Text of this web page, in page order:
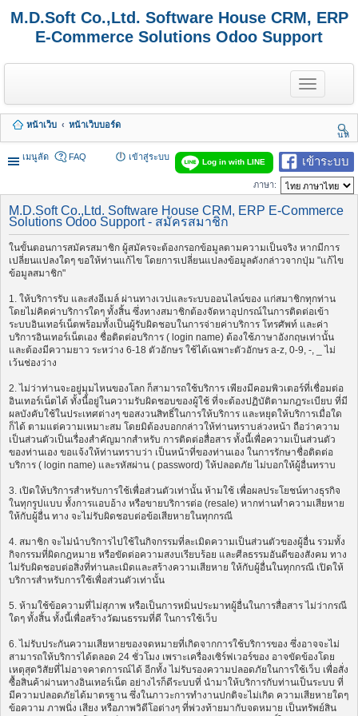
M.D.Soft Co.,Ltd. Software House CRM, ERP
E-Commerce Solutions Odoo Support
T
o
g
e
n
a
v
i
a
o
n
หน้าเว็บ
หน้าเว็บบอร์ด
นห
า
เมนูลัด
เข้าระบบ
Log in with LINE
FAQ เข้าสู่ระบบ
ภาษา:
M.D.Soft Co.,Ltd. Software House CRM, ERP E-Commerce
Solutions Odoo Support - สมัครสมาชิก
ในขั้นตอนการสมัครสมาชิก ผู้สมัครจะต้องกรอกข้อมูลตามความเป็นจริง หากมีการ
เปลี่ยนแปลงใดๆ ขอให้ท่านแก้ไข โดยการเปลี่ยนแปลงข้อมูลดังกล่าวจากปุ่ม "แก้ไข
ข้อมูลสมาชิก"
1. ให้บริการรับ และส่งอีเมล์ ผ่านทางเวปและระบบออนไลน์ของ แก่สมาชิกทุกท่าน
โดยไม่คิดค่าบริการใดๆ ทั้งสิ้น ซึ่งทางสมาชิกต้องจัดหาอุปกรณ์ในการติดต่อเข้า
ระบบอินเทอร์เน็ตพร้อมทั้งเป็นผู้รับผิดชอบในการจ่ายค่าบริการ โทรศัพท์ และค่า
บริการอินเทอร์เน็ตเอง ชื่อติดต่อบริการ ( login name) ต้องใช้ภาษาอังกฤษเท่านั้น
และต้องมีความยาว ระหว่าง 6-18 ตัวอักษร ใช้ได้เฉพาะตัวอักษร a-z, 0-9, -, _ ไม่
เว้นช่องว่าง
2. ไม่ว่าท่านจะอยู่มุมไหนของโลก ก็สามารถใช้บริการ เพียงมีคอมพิวเตอร์ที่เชื่อมต่อ
อินเทอร์เน็ตได้ ทั้งนี้อยู่ในความรับผิดชอบของผู้ใช้ ที่จะต้องปฏิบัติตามกฎระเบียบ ที่มี
ผลบังคับใช้ในประเทศต่างๆ ขอสงวนสิทธิ์ในการให้บริการ และหยุดให้บริการเมื่อใด
ก็ได้ ตามแต่ความเหมาะสม โดยมิต้องบอกกล่าวให้ท่านทราบล่วงหน้า ถือว่าความ
เป็นส่วนตัวเป็นเรื่องสำคัญมากสำหรับ การติดต่อสื่อสาร ทั้งนี้เพื่อความเป็นส่วนตัว
ของท่านเอง ขอแจ้งให้ท่านทราบว่า เป็นหน้าที่ของท่านเอง ในการรักษาชื่อติดต่อ
บริการ ( login name) และรหัสผ่าน ( password) ให้ปลอดภัย ไม่บอกให้ผู้อื่นทราบ
3. เปิดให้บริการสำหรับการใช้เพื่อส่วนตัวเท่านั้น ห้ามใช้ เพื่อผลประโยชน์ทางธุรกิจ
ในทุกรูปแบบ ทั้งการแอบอ้าง หรือขายบริการต่อ (resale) หากท่านทำความเสียหาย
ให้กับผู้อื่น ทาง จะไม่รับผิดชอบต่อข้อเสียหายในทุกกรณี
4. สมาชิก จะไม่นำบริการไปใช้ในกิจกรรมที่ละเมิดความเป็นส่วนตัวของผู้อื่น รวมทั้ง
กิจกรรมที่ผิดกฎหมาย หรือขัดต่อความสงบเรียบร้อย และศีลธรรมอันดีของสังคม ทาง
ไม่รับผิดชอบต่อสิ่งที่ท่านละเมิดและสร้างความเสียหาย ให้กับผู้อื่นในทุกกรณี เปิดให้
บริการสำหรับการใช้เพื่อส่วนตัวเท่านั้น
5. ห้ามใช้ข้อความที่ไม่สุภาพ หรือเป็นการหมิ่นประมาทผู้อื่นในการสื่อสาร ไม่ว่ากรณี
ใดๆ ทั้งสิ้น ทั้งนี้เพื่อสร้างวัฒนธรรมที่ดี ในการใช้เว็บ
6. ไม่รับประกันความเสียหายของจดหมายที่เกิดจากการใช้บริการของ ซึ่งอาจจะไม่
สามารถให้บริการได้ตลอด 24 ชั่วโมง เพราะเครื่องเซิร์ฟเวอร์ของ อาจขัดข้องโดย
เหตุสุดวิสัยที่ไม่อาจคาดการณ์ได้ อีกทั้ง ไม่รับรองความปลอดภัยในการใช้เว็บ เพื่อสั่ง
ซื้อสินค้าผ่านทางอินเทอร์เน็ต อย่างไรก็ดีระบบที่ นำมาให้บริการกับท่านเป็นระบบ ที่
มีความปลอดภัยได้มาตรฐาน ซึ่งในภาวะการทำงานปกติจะไม่เกิด ความเสียหายใดๆ
ข้อความ ภาพนิ่ง เสียง หรือภาพวิดีโอต่างๆ ที่พ่วงท้ายมากับจดหมาย เป็นทรัพย์สิน